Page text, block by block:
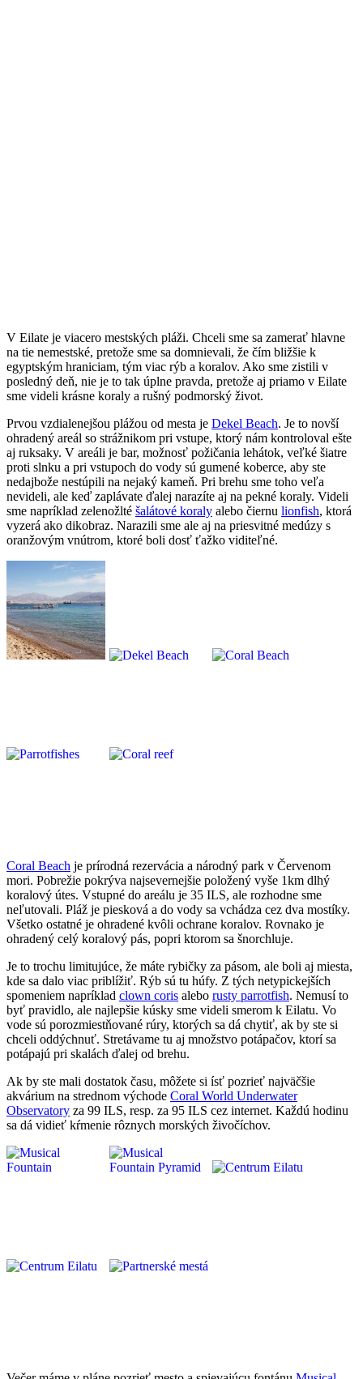
V Eilate je viacero mestských pláži. Chceli sme sa zamerať hlavne
na tie nemestské, pretože sme sa domnievali, že čím bližšie k
egyptským hraniciam, tým viac rýb a koralov. Ako sme zistili v
posledný deň, nie je to tak úplne pravda, pretože aj priamo v Eilate
sme videli krásne koraly a rušný podmorský život.
Prvou vzdialenejšou plážou od mesta je Dekel Beach. Je to novší
ohradený areál so strážnikom pri vstupe, ktorý nám kontroloval ešte
aj ruksaky. V areáli je bar, možnosť požičania lehátok, veľké šiatre
proti slnku a pri vstupoch do vody sú gumené koberce, aby ste
nedajbože nestúpili na nejaký kameň. Pri brehu sme toho veľa
nevideli, ale keď zaplávate ďalej narazíte aj na pekné koraly. Videli
sme napríklad zelenožlté šalátové koraly alebo čiernu lionfish, ktorá
vyzerá ako dikobraz. Narazili sme ale aj na priesvitné medúzy s
oranžovým vnútrom, ktoré boli dosť ťažko viditeľné.
Coral Beach je prírodná rezervácia a národný park v Červenom
mori. Pobrežie pokrýva najsevernejšie položený vyše 1km dlhý
koralový útes. Vstupné do areálu je 35 ILS, ale rozhodne sme
neľutovali. Pláž je piesková a do vody sa vchádza cez dva mostíky.
Všetko ostatné je ohradené kvôli ochrane koralov. Rovnako je
ohradený celý koralový pás, popri ktorom sa šnorchluje.
Je to trochu limitujúce, že máte rybičky za pásom, ale boli aj miesta,
kde sa dalo viac priblížiť. Rýb sú tu húfy. Z tých netypickejších
spomeniem napríklad clown coris alebo rusty parrotfish. Nemusí to
byť pravidlo, ale najlepšie kúsky sme videli smerom k Eilatu. Vo
vode sú porozmiestňované rúry, ktorých sa dá chytiť, ak by ste si
chceli oddýchnuť. Stretávame tu aj množstvo potápačov, ktorí sa
potápajú pri skalách ďalej od brehu.
Ak by ste mali dostatok času, môžete si ísť pozrieť najväčšie
akvárium na strednom východe Coral World Underwater
Observatory za 99 ILS, resp. za 95 ILS cez internet. Každú hodinu
sa dá vidieť kŕmenie rôznych morských živočíchov.